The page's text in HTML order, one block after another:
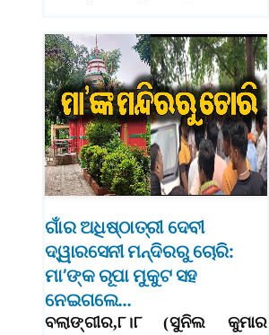
ଗାଁର ଅଧିଷ୍ଠାତ୍ରୀ ଦେବୀ
ଦ୍ୱାରସେନୀ ମନ୍ଦିରରୁ ଚୋରି:
ମା’ଙ୍କ ରୂପା ମୁକୁଟ ସହ
ନେଇଗଲେ…
ବଲାଙ୍ଗୀର,୮।୮ (ସୁନିଲ କୁମାର